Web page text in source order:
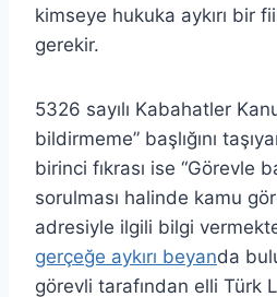
kimseye hukuka aykırı bir
gerekir.
5326 sayılı Kabahatler
bildirmeme” başlığını
birinci fıkrası ise “Görevle
sorulması halinde kamu
adresiyle ilgili bilgi
gerçeğe aykırı beyanda
görevli tarafından elli Türk